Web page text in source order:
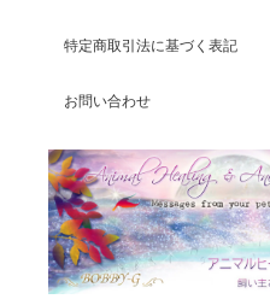
切に使わせて頂きます。
2019/07/26
特定商取引法に基づく表記
お問い合わせ